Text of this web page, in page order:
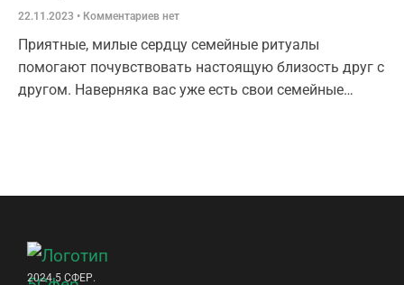
22.11.2023 Комментариев нет
Приятные, милые сердцу семейные ритуалы
помогают почувствовать настоящую близость друг с
другом. Наверняка вас уже есть свои семейные
2024 5 СФЕР.